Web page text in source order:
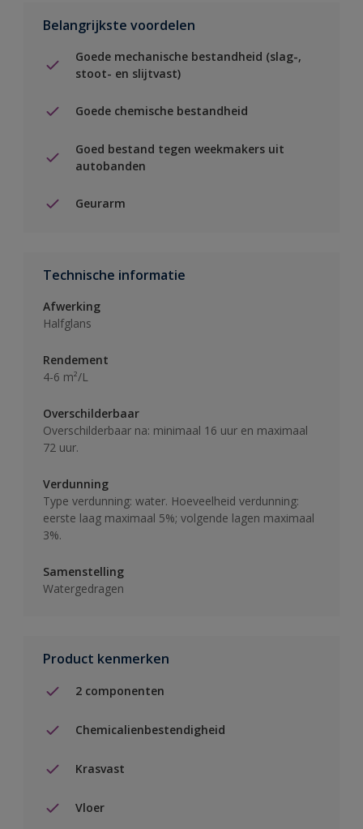
Belangrijkste voordelen
Goede mechanische bestandheid (slag-,
stoot- en slijtvast)
Goede chemische bestandheid
Goed bestand tegen weekmakers uit
autobanden
Geurarm
Technische informatie
Afwerking
Halfglans
Rendement
4-6 m²/L
Overschilderbaar
Overschilderbaar na: minimaal 16 uur en maximaal
72 uur.
Verdunning
Type verdunning: water. Hoeveelheid verdunning:
eerste laag maximaal 5%; volgende lagen maximaal
3%.
Samenstelling
Watergedragen
Product kenmerken
2 componenten
Chemicalienbestendigheid
Krasvast
Vloer